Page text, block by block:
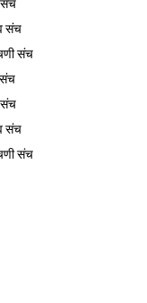
संच
संच
संच
संच
संच
संच
संच